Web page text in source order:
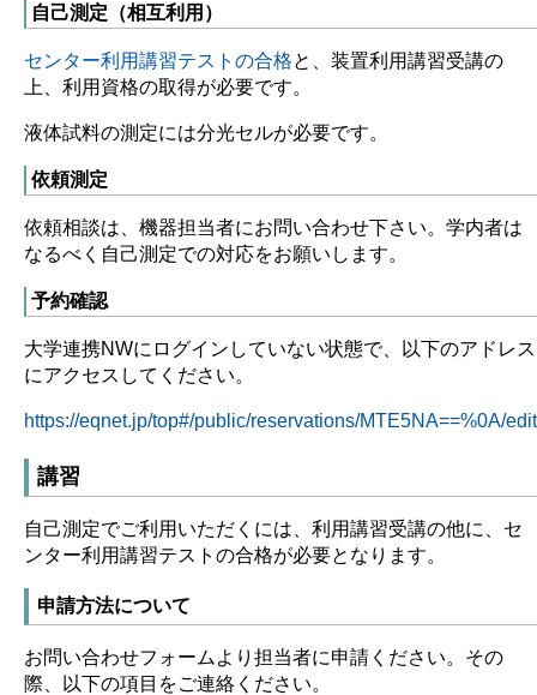
自己測定（相互利用）
センター利用講習テストの合格と、装置利用講習受講の
上、利用資格の取得が必要です。
液体試料の測定には分光セルが必要です。
依頼測定
依頼相談は、機器担当者にお問い合わせ下さい。学内者は
なるべく自己測定での対応をお願いします。
予約確認
大学連携NWにログインしていない状態で、以下のアドレス
にアクセスしてください。
https://eqnet.jp/top#/public/reservations/MTE5NA==%0A/edit
講習
自己測定でご利用いただくには、利用講習受講の他に、セ
ンター利用講習テストの合格が必要となります。
申請方法について
お問い合わせフォームより担当者に申請ください。その
際、以下の項目をご連絡ください。